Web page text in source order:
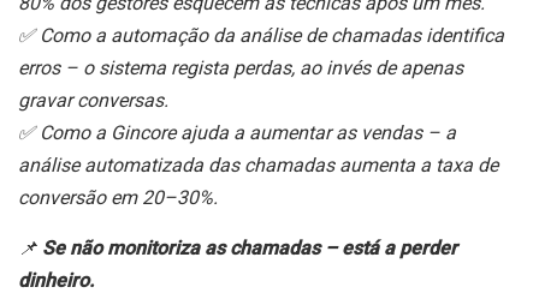
✅ Como a automação da análise de chamadas identifica
erros – o sistema regista perdas, ao invés de apenas
gravar conversas.
✅ Como a Gincore ajuda a aumentar as vendas – a
análise automatizada das chamadas aumenta a taxa de
conversão em 20–30%.
📌 Se não monitoriza as chamadas – está a perder
dinheiro.